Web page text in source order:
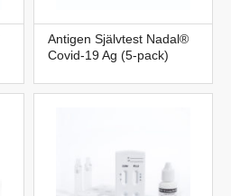
Antigen Självtest Nadal®
Covid-19 Ag (5-pack)